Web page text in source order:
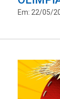
Em: 22/05/